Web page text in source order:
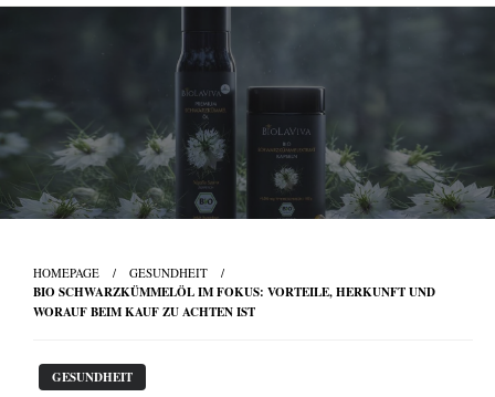
Skip
HOMEPAGE GESUNDHEIT
BIO SCHWARZKÜMMELÖL IM FOKUS: VORTEILE, HERKUNFT UND
WORAUF BEIM KAUF ZU ACHTEN IST
GESUNDHEIT